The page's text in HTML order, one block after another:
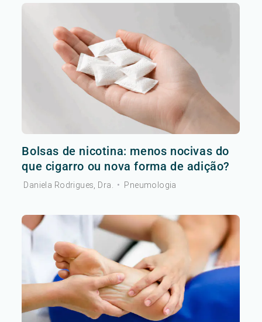
Bolsas de nicotina: menos nocivas do
que cigarro ou nova forma de adição?
Daniela Rodrigues, Dra. • Pneumologia